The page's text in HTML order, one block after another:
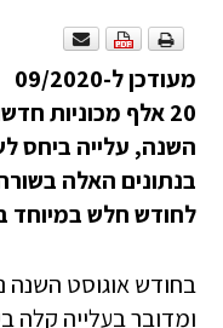
מעודכן ל-09/2020
20 אלף מכוניות
השנה, עלייה ביחס
לחודש חלש במיוחד